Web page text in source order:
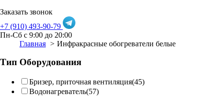
Заказать звонок
+7 (910) 493-90-79
Пн-Сб с 9:00 до 20:00
Главная
Инфракрасные обогреватели белые
Тип Оборудования
Бризер, приточная вентиляция(45)
Водонагреватель(57)